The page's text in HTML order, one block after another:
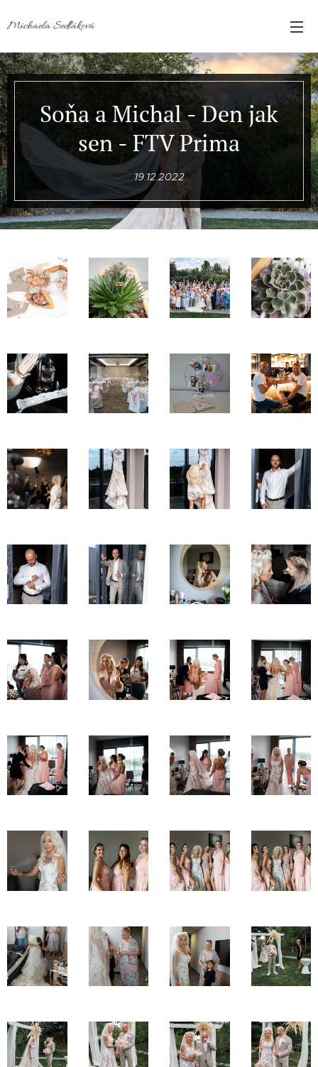
Michaela Sedláková
Soňa a Michal - Den jak
sen - FTV Prima
19.12.2022